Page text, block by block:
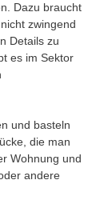
Dazu braucht
zwingend
Details zu
es im Sektor
und basteln
die man
Wohnung und
andere